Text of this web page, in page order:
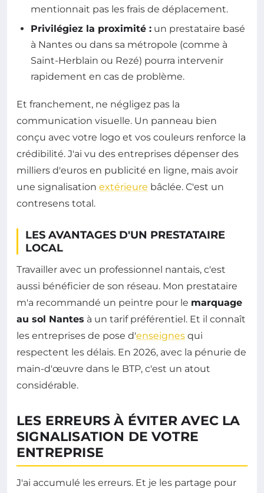
mentionnait pas les frais de déplacement.
Privilégiez la proximité : un prestataire basé
à Nantes ou dans sa métropole (comme à
Saint-Herblain ou Rezé) pourra intervenir
rapidement en cas de problème.
Et franchement, ne négligez pas la
communication visuelle. Un panneau bien
conçu avec votre logo et vos couleurs renforce la
crédibilité. J'ai vu des entreprises dépenser des
milliers d'euros en publicité en ligne, mais avoir
une signalisation extérieure bâclée. C'est un
contresens total.
LES AVANTAGES D'UN PRESTATAIRE
LOCAL
Travailler avec un professionnel nantais, c'est
aussi bénéficier de son réseau. Mon prestataire
m'a recommandé un peintre pour le marquage
au sol Nantes à un tarif préférentiel. Et il connaît
les entreprises de pose d'enseignes qui
respectent les délais. En 2026, avec la pénurie de
main-d'œuvre dans le BTP, c'est un atout
considérable.
LES ERREURS À ÉVITER AVEC LA
SIGNALISATION DE VOTRE
ENTREPRISE
J'ai accumulé les erreurs. Et je les partage pour